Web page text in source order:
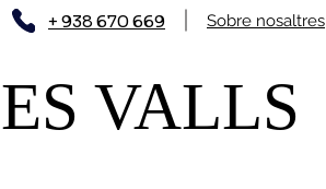
Sobre nosaltres
+ 938 670 669
VALLS